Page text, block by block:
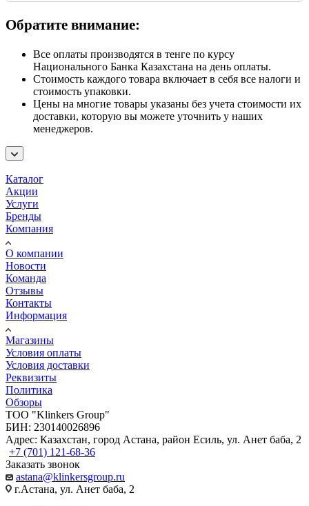
Обратите внимание:
Все оплаты производятся в тенге по курсу
Национального Банка Казахстана на день оплаты.
Стоимость каждого товара включает в себя все налоги и
стоимость упаковки.
Цены на многие товары указаны без учета стоимости их
доставки, которую вы можете уточнить у наших
менеджеров.
Каталог
Акции
Услуги
Бренды
Компания
О компании
Новости
Команда
Отзывы
Контакты
Информация
Магазины
Условия оплаты
Условия доставки
Реквизиты
Политика
Обзоры
TOO "Klinkers Group"
БИН: 230140026896
Адрес: Казахстан, город Астана, район Есиль, ул. Анет баба, 2
+7 (701) 121-68-36
Заказать звонок
astana@klinkersgroup.ru
г.Астана, ул. Анет баба, 2